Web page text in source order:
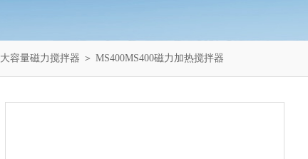
大容量磁力搅拌器 ＞ MS400MS400磁力加热搅拌器